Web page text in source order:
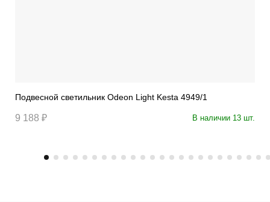
Подвесной светильник Odeon Light Kesta 4949/1
9 188 ₽ В наличии 13 шт.